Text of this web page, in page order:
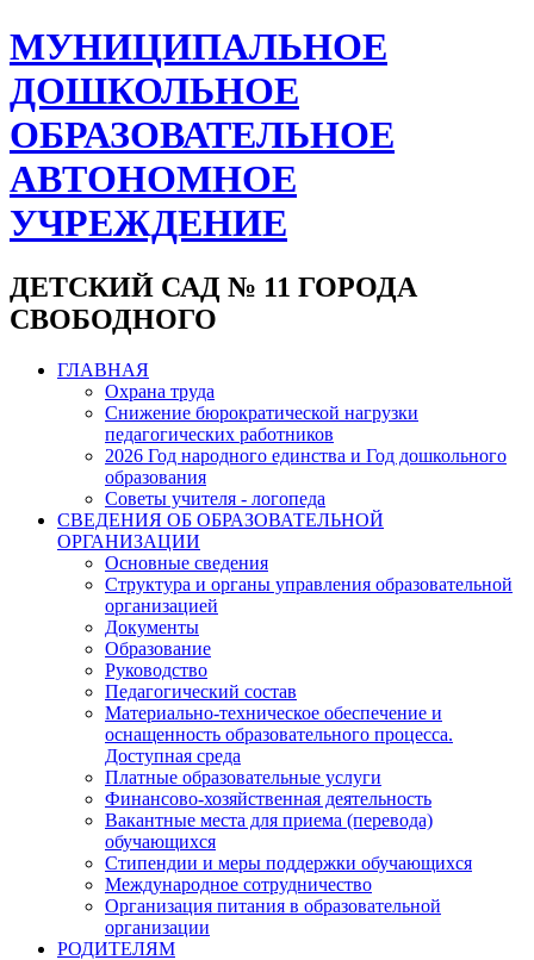
МУНИЦИПАЛЬНОЕ
ДОШКОЛЬНОЕ
ОБРАЗОВАТЕЛЬНОЕ
АВТОНОМНОЕ
УЧРЕЖДЕНИЕ
ДЕТСКИЙ САД № 11 ГОРОДА
СВОБОДНОГО
ГЛАВНАЯ
Охрана труда
Снижение бюрократической нагрузки
педагогических работников
2026 Год народного единства и Год дошкольного
образования
Советы учителя - логопеда
СВЕДЕНИЯ ОБ ОБРАЗОВАТЕЛЬНОЙ
ОРГАНИЗАЦИИ
Основные сведения
Структура и органы управления образовательной
организацией
Документы
Образование
Руководство
Педагогический состав
Материально-техническое обеспечение и
оснащенность образовательного процесса.
Доступная среда
Платные образовательные услуги
Финансово-хозяйственная деятельность
Вакантные места для приема (перевода)
обучающихся
Стипендии и меры поддержки обучающихся
Международное сотрудничество
Организация питания в образовательной
организации
РОДИТЕЛЯМ